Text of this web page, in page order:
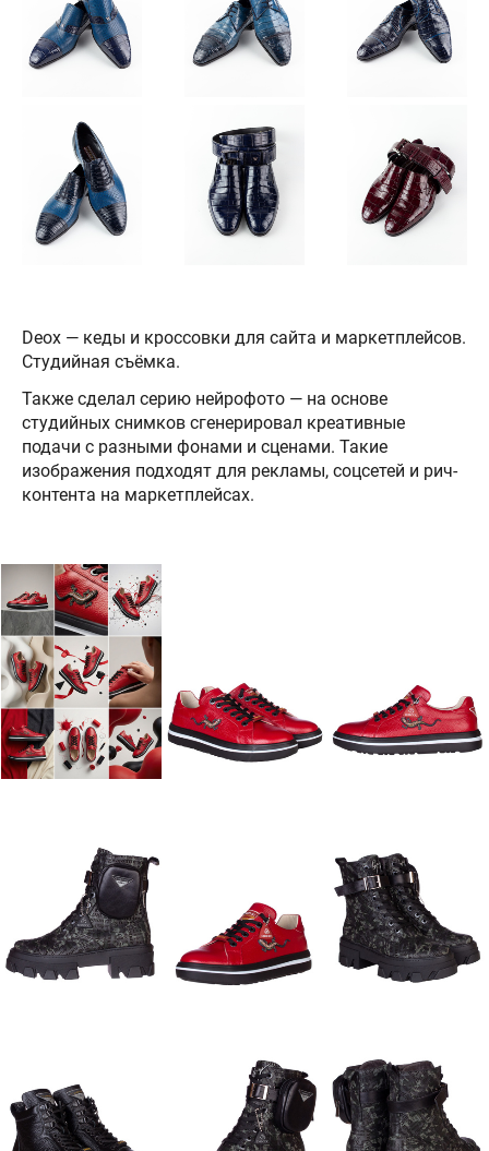
Deox — кеды и кроссовки для сайта и маркетплейсов.
Студийная съёмка.
Также сделал серию нейрофото — на основе
студийных снимков сгенерировал креативные
подачи с разными фонами и сценами. Такие
изображения подходят для рекламы, соцсетей и рич-
контента на маркетплейсах.